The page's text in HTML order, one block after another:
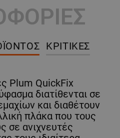
ΚΡΙΤΙΚΈΣ
Plum QuickFix
διατίθενται σε
και διαθέτουν
πλάκα που τους
σε ανιχνευτές